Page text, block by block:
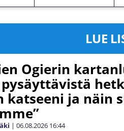
LUE
Ogierin
katseeni ja näin
| 06.08.2026 16:44